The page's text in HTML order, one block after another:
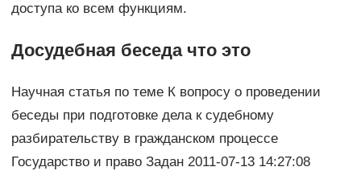
доступа ко всем функциям.
Досудебная беседа что это
Научная статья по теме К вопросу о проведении
беседы при подготовке дела к судебному
разбирательству в гражданском процессе
Государство и право Задан 2011-07-13 14:27:08